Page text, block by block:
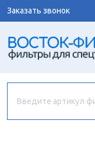
Заказать звонок